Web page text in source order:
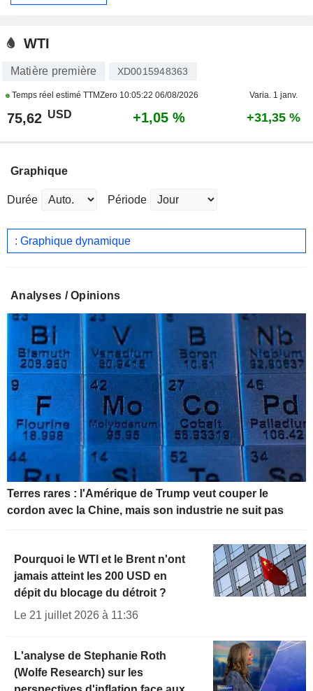
WTI
Matière première XD0015948363
Temps réel estimé TTMZero 10:05:22 06/08/2026 Varia. 1 janv.
75,62 USD +1,05 % +31,35 %
Graphique
Durée Période
: Graphique dynamique
Analyses / Opinions
Terres rares : l'Amérique de Trump veut couper le
cordon avec la Chine, mais son industrie ne suit pas
Pourquoi le WTI et le Brent n'ont
jamais atteint les 200 USD en
dépit du blocage du détroit ?
Le 21 juillet 2026 à 11:36
L'analyse de Stephanie Roth
(Wolfe Research) sur les